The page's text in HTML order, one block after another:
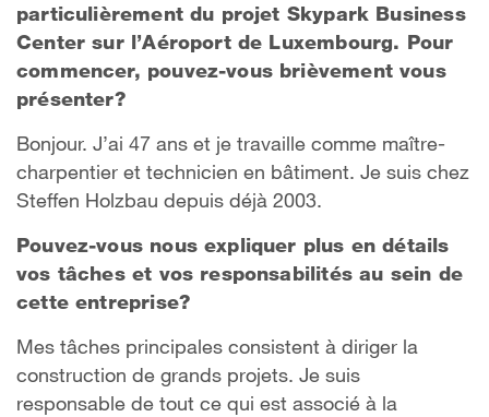
particulièrement du projet Skypark Business
Center sur l’Aéroport de Luxembourg. Pour
commencer, pouvez-vous brièvement vous
présenter?
Bonjour. J’ai 47 ans et je travaille comme maître-
charpentier et technicien en bâtiment. Je suis chez
Steffen Holzbau depuis déjà 2003.
Pouvez-vous nous expliquer plus en détails
vos tâches et vos responsabilités au sein de
cette entreprise?
Mes tâches principales consistent à diriger la
construction de grands projets. Je suis
responsable de tout ce qui est associé à la